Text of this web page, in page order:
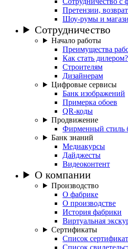
Претензии,
Шоу-румы и
Сотрудничество
Начало работы
Преимущества
Как стать дилером?
Строителям
Дизайнерам
Цифровые сервисы
Банк изображений
Примерка обоев
QR-коды
Продвижение
Фирменный стиль
Банк знаний
Медиакурсы
Дайджесты
Видеоконтент
О компании
Производство
О фабрике
О производстве
История фабрики
Виртуальная
Сертификаты
Список
Список